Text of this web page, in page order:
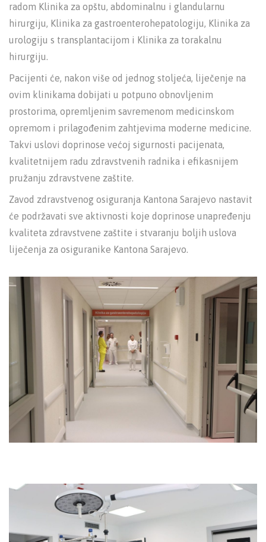
radom Klinika za opštu, abdominalnu i glandularnu
hirurgiju, Klinika za gastroenterohepatologiju, Klinika za
urologiju s transplantacijom i Klinika za torakalnu
hirurgiju.
Pacijenti će, nakon više od jednog stoljeća, liječenje na
ovim klinikama dobijati u potpuno obnovljenim
prostorima, opremljenim savremenom medicinskom
opremom i prilagođenim zahtjevima moderne medicine.
Takvi uslovi doprinose većoj sigurnosti pacijenata,
kvalitetnijem radu zdravstvenih radnika i efikasnijem
pružanju zdravstvene zaštite.
Zavod zdravstvenog osiguranja Kantona Sarajevo nastavit
će podržavati sve aktivnosti koje doprinose unapređenju
kvaliteta zdravstvene zaštite i stvaranju boljih uslova
liječenja za osiguranike Kantona Sarajevo.